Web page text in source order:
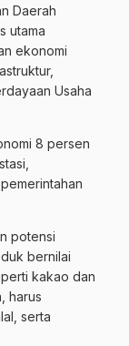
Daerah
utama
ekonomi
Usaha
8 persen
potensi
bernilai
kakao dan
harus
serta